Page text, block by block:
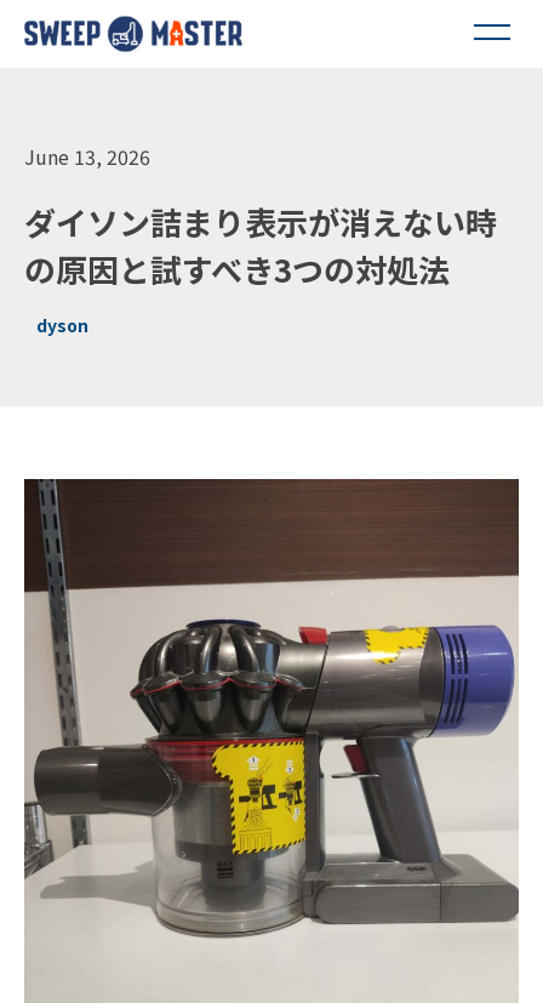
June 13, 2026
ダイソン詰まり表示が消えない時
の原因と試すべき3つの対処法
dyson